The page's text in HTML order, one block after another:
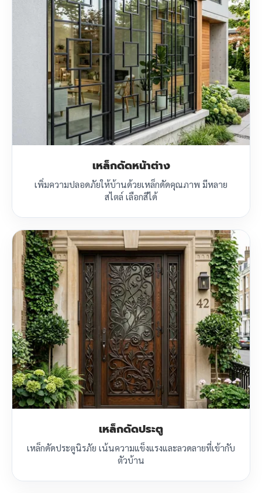
เหล็กดัดหน้าต่าง
เพิ่มความปลอดภัยให้บ้านด้วยเหล็กดัดคุณภาพ มีหลาย
สไตล์ เลือกสีได้
เหล็กดัดประตู
เหล็กดัดประตูนิรภัย เน้นความแข็งแรงและลวดลายที่เข้ากับ
ตัวบ้าน